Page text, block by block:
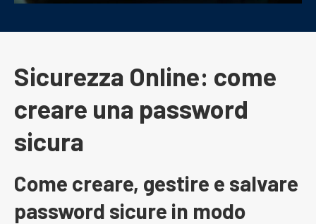
Sicurezza Online: come
creare una password
sicura
Come creare, gestire e salvare
password sicure in modo